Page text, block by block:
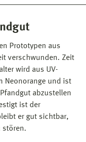
Prototypen aus
verschwunden. Zeit
wird aus UV-
Neonorange und ist
abzustellen
ist der
er gut sichtbar,
stören.